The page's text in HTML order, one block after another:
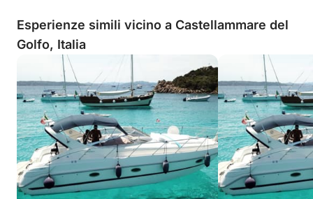
Esperienze simili vicino a Castellammare del
Golfo, Italia